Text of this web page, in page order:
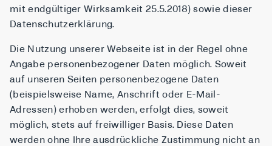
mit endgültiger Wirksamkeit 25.5.2018) sowie dieser
Datenschutzerklärung.
Die Nutzung unserer Webseite ist in der Regel ohne
Angabe personenbezogener Daten möglich. Soweit
auf unseren Seiten personenbezogene Daten
(beispielsweise Name, Anschrift oder E-Mail-
Adressen) erhoben werden, erfolgt dies, soweit
möglich, stets auf freiwilliger Basis. Diese Daten
werden ohne Ihre ausdrückliche Zustimmung nicht an